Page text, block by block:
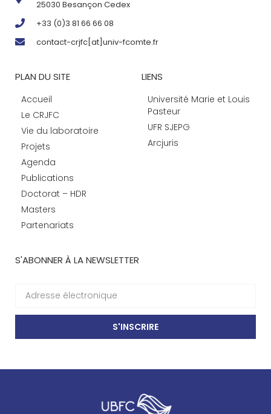
25030 Besançon Cedex
+33 (0)3 81 66 66 08
contact-crjfc[at]univ-fcomte.fr
PLAN DU SITE
Accueil
Le CRJFC
Vie du laboratoire
Projets
Agenda
Publications
Doctorat – HDR
Masters
Partenariats
LIENS
Université Marie et Louis
Pasteur
UFR SJEPG
Arcjuris
S'ABONNER À LA NEWSLETTER
S'INSCRIRE